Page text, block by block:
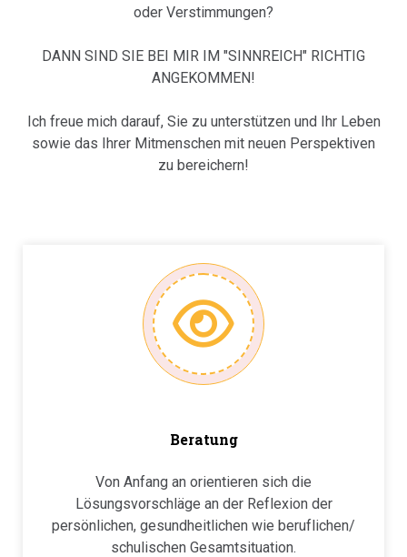
oder Verstimmungen?
DANN SIND SIE BEI MIR IM "SINNREICH" RICHTIG
ANGEKOMMEN!
Ich freue mich darauf, Sie zu unterstützen und Ihr Leben
sowie das Ihrer Mitmenschen mit neuen Perspektiven
zu bereichern!
Beratung
Von Anfang an orientieren sich die
Lösungsvorschläge an der Reflexion der
persönlichen, gesundheitlichen wie beruflichen/
schulischen Gesamtsituation.